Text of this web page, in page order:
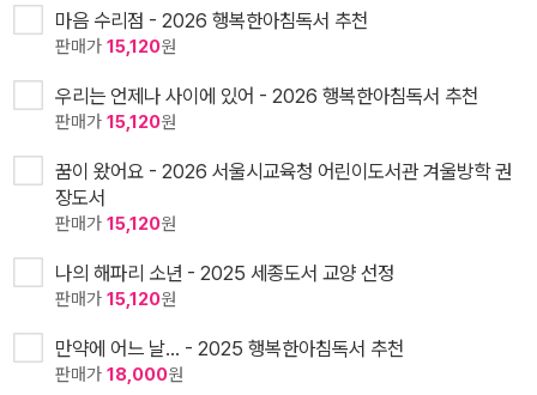
마음 수리점 - 2026 행복한아침독서 추천
판매가 15,120원
우리는 언제나 사이에 있어 - 2026 행복한아침독서 추천
판매가 15,120원
꿈이 왔어요 - 2026 서울시교육청 어린이도서관 겨울방학 권
장도서
판매가 15,120원
나의 해파리 소년 - 2025 세종도서 교양 선정
판매가 15,120원
만약에 어느 날… - 2025 행복한아침독서 추천
판매가 18,000원